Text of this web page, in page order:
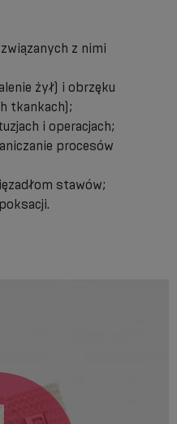
z nimi
żył) i obrzęku
tkankach);
i operacjach;
procesów
stawów;